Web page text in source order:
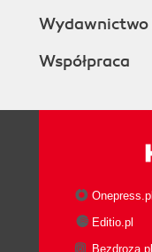
Wydawnictwo
Współpraca
Onepress.pl
Editio.pl
Bezdroza.pl